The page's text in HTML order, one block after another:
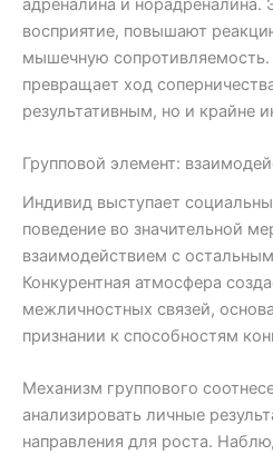
адреналина и норадреналина.
восприятие, повышают
мышечную
превращает ход
результативным, но и крайне
Групповой элемент:
Индивид выступает
поведение во значительной
взаимодействием с
Конкурентная атмосфера
межличностных связей,
признании к способностям
Механизм группового
анализировать личные
направления для роста.